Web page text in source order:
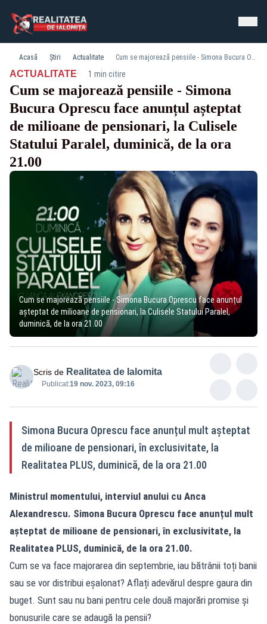
Acasă Știri Actualitate Cum se majorează pensiile - Simona Bucura Oprescu face anunțul așteptat de milioane de pensionari, la Culisele Statului Paralel, duminică, de la ora 21.00
ACTUALITATE· 1 min citire
Cum se majorează pensiile - Simona
Bucura Oprescu face anunțul așteptat
de milioane de pensionari, la Culisele
Statului Paralel, duminică, de la ora
21.00
Cum se majorează pensiile - Simona Bucura Oprescu face anunțul
așteptat de milioane de pensionari, la Culisele Statului Paralel,
duminică, de la ora 21.00
Scris de Realitatea de Ialomita
Publicat:19 nov. 2023, 09:16
Simona Bucura Oprescu face anunțul mult așteptat
de milioane de pensionari, în exclusivitate, la
Realitatea PLUS, duminică, de la ora 21.00
Ministrul momentului, interviul anului cu Anca
Alexandrescu. Simona Bucura Oprescu face anunțul mult
așteptat de milioane de pensionari, în exclusivitate, la
Realitatea PLUS, duminică, de la ora 21.00.
Cum se va face majorarea din septembrie, iau bătrânii toți banii
sau se vor distribui eșalonat? Aflați adevărul despre gaura din
buget. Sunt sau nu bani pentru cele două majorări promise și
bonusurile care se adaugă la pensii?